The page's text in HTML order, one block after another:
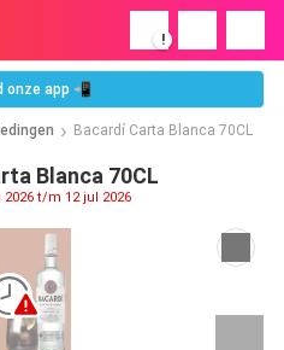
!
onze app 📲
Bacardí Carta Blanca 70CL
Blanca 70CL
2026 t/m 12 jul 2026